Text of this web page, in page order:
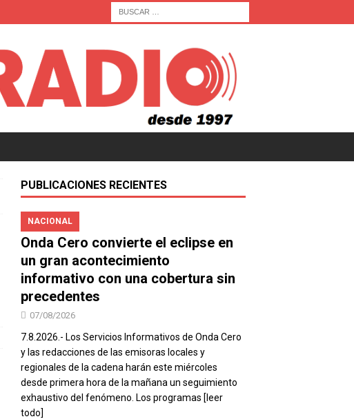
PUBLICACIONES RECIENTES
NACIONAL
Onda Cero convierte el eclipse en
un gran acontecimiento
informativo con una cobertura sin
precedentes
07/08/2026
7.8.2026.- Los Servicios Informativos de Onda Cero
y las redacciones de las emisoras locales y
regionales de la cadena harán este miércoles
desde primera hora de la mañana un seguimiento
exhaustivo del fenómeno. Los programas [leer
todo]